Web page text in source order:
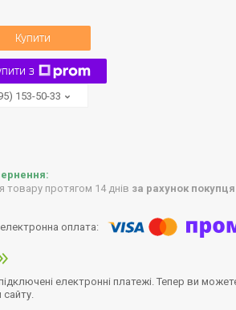
Купити
з
153-50-33
товару протягом 14 днів за рахунок покупця
електронні платежі. Тепер ви